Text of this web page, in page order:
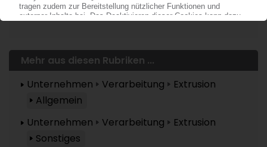
Hoffmann Neopac
Mehr aus diesen Rubriken ...
Unternehmen
Verarbeitung
Extrusion
Allgemein
Unternehmen
Verarbeitung
Extrusion
Sonstiges